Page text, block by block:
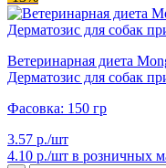
Ветеринарная диета
Дерматозис для собак
Фасовка: 150 гр
3.57 р./шт
4.10 р./шт в розничных